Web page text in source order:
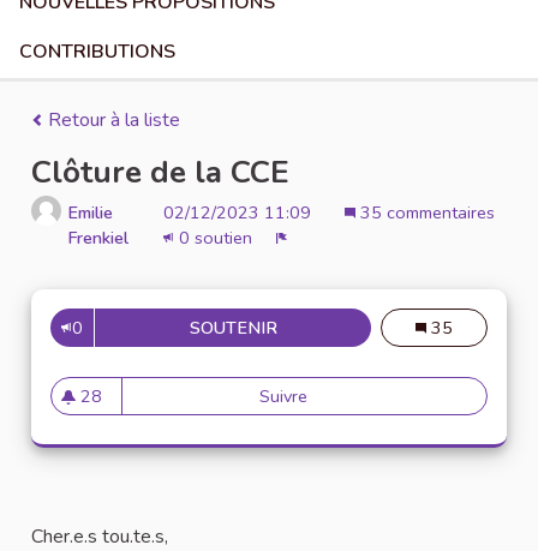
CONTRIBUTIONS
Retour à la liste
Clôture de la CCE
Emilie
Frenkiel
02/12/2023 11:09
35 commentaires
0 soutien
0 SOUTENIRCLÔTURE DE LA CCE
35
28
28 abonnés
Suivre
Cher.e.s tou.te.s,